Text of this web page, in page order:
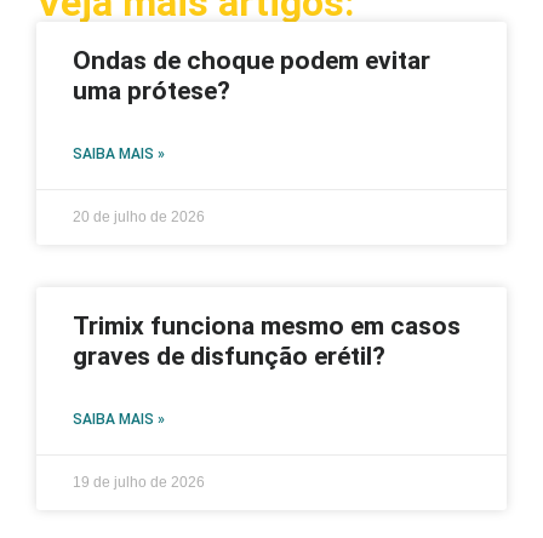
Ondas de choque podem evitar
uma prótese?
SAIBA MAIS »
20 de julho de 2026
Trimix funciona mesmo em casos
graves de disfunção erétil?
SAIBA MAIS »
19 de julho de 2026